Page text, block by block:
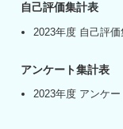
自己評価集計表
2023年度 自己評
アンケート集計表
2023年度 アンケ